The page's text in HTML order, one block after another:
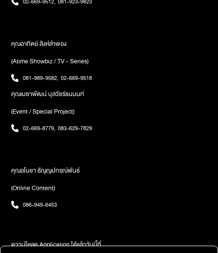
คุณอาทิตย์ สิงห์ลำพอง
(Atime Showbiz / TV - Series)
081-989-9582, 02-669-9518
คุณเมธาพัฒน์ บุลวัชร์ธนนนท์
(Event / Special Project)
02-669-8779, 083-629-7829
คุณอโนชา ธัญญปกรณ์พันธ์
(Online Content)
086-949-6453
ดาวน์โหลด Application ได้แล้ววันนี้ที่